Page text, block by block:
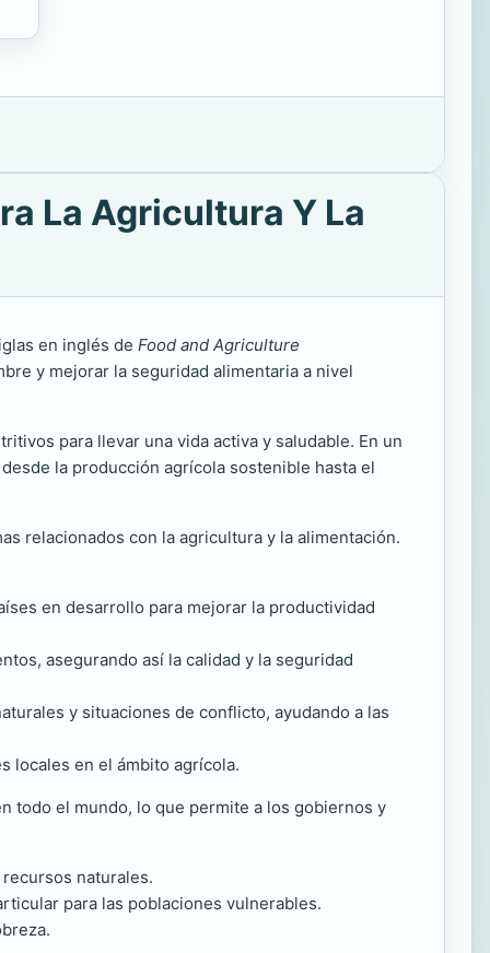
La Agricultura Y La
en inglés de Food and Agriculture
y mejorar la seguridad alimentaria a nivel
para llevar una vida activa y saludable. En un
la producción agrícola sostenible hasta el
relacionados con la agricultura y la alimentación.
en desarrollo para mejorar la productividad
asegurando así la calidad y la seguridad
y situaciones de conflicto, ayudando a las
locales en el ámbito agrícola.
todo el mundo, lo que permite a los gobiernos y
naturales.
para las poblaciones vulnerables.